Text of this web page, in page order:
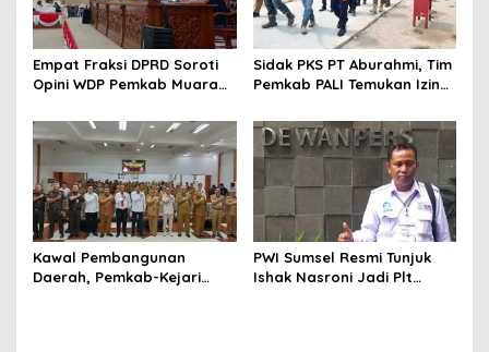
Empat Fraksi DPRD Soroti
Opini WDP Pemkab Muara
Kelola Keuangan
Sidak PKS PT Aburahmi, Tim
Pemkab PALI Temukan Izin
Kawal Pembangunan
Daerah, Pemkab-Kejari
PWI Sumsel Resmi Tunjuk
Ishak Nasroni Jadi Plt